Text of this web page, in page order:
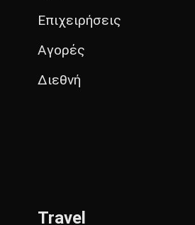
Επιχειρήσεις
Αγορές
Διεθνή
Travel